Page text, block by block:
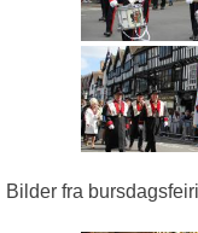
Bilder fra